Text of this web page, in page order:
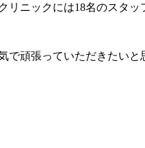
クリニックには18名のスタッ
で頑張っていただきたいと